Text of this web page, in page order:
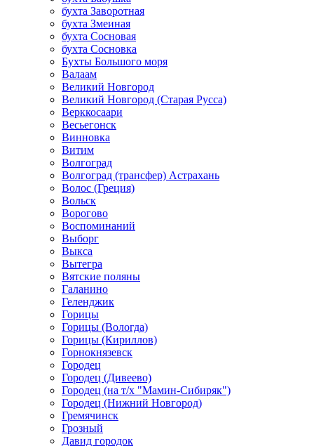
бухта Заворотная
бухта Змеиная
бухта Сосновая
бухта Сосновка
Бухты Большого моря
Валаам
Великий Новгород
Великий Новгород (Старая Русса)
Верккосаари
Весьегонск
Винновка
Витим
Волгоград
Волгоград (трансфер) Астрахань
Волос (Греция)
Вольск
Ворогово
Воспоминаний
Выборг
Выкса
Вытегра
Вятские поляны
Галанино
Геленджик
Горицы
Горицы (Вологда)
Горицы (Кириллов)
Горнокнязевск
Городец
Городец (Дивеево)
Городец (на т/х "Мамин-Сибиряк")
Городец (Нижний Новгород)
Гремячинск
Грозный
Давид городок